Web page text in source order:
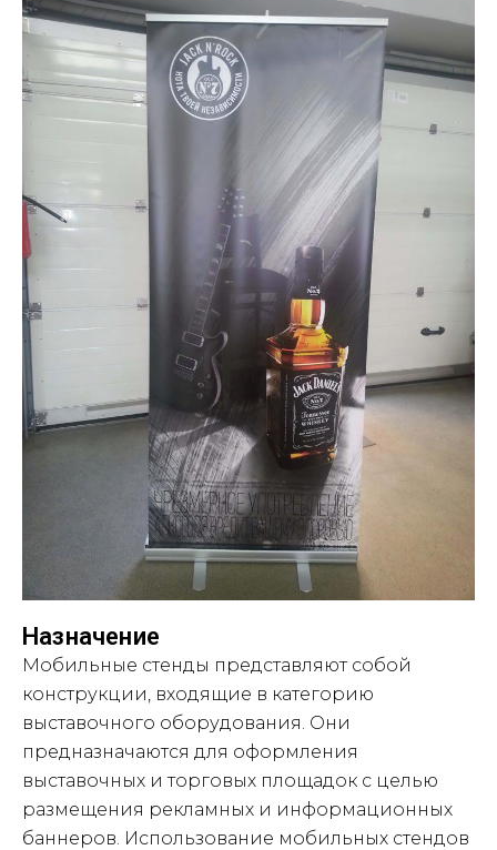
Назначение
Мобильные стенды представляют собой
конструкции, входящие в категорию
выставочного оборудования. Они
предназначаются для оформления
выставочных и торговых площадок с целью
размещения рекламных и информационных
баннеров. Использование мобильных стендов